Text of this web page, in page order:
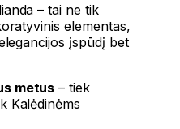
– tai ne tik
elementas,
įspūdį bet
metus – tiek
Kalėdinėms